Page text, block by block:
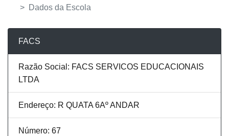
Dados da Escola
FACS
Razão Social: FACS SERVICOS EDUCACIONAIS
LTDA
Endereço: R QUATA 6Aº ANDAR
Número: 67